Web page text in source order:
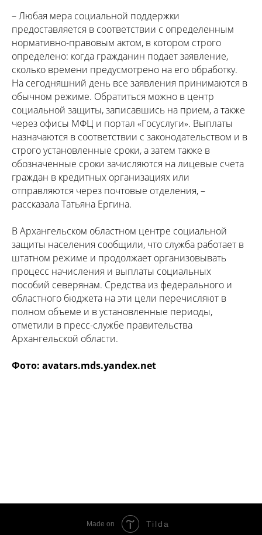
– Любая мера социальной поддержки
предоставляется в соответствии с определенным
нормативно-правовым актом, в котором строго
определено: когда гражданин подает заявление,
сколько времени предусмотрено на его обработку.
На сегодняшний день все заявления принимаются в
обычном режиме. Обратиться можно в центр
социальной защиты, записавшись на прием, а также
через офисы МФЦ и портал «Госуслуги». Выплаты
назначаются в соответствии с законодательством и в
строго установленные сроки, а затем также в
обозначенные сроки зачисляются на лицевые счета
граждан в кредитных организациях или
отправляются через почтовые отделения, –
рассказала Татьяна Ергина.
В Архангельском областном центре социальной
защиты населения сообщили, что служба работает в
штатном режиме и продолжает организовывать
процесс начисления и выплаты социальных
пособий северянам. Средства из федерального и
областного бюджета на эти цели перечисляют в
полном объеме и в установленные периоды,
отметили в пресс-службе правительства
Архангельской области.
Фото: avatars.mds.yandex.net
Made on Tilda